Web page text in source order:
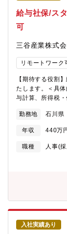
貸住宅経営(アパ
https://
歳、家族(配偶者
34.0万円/月、家
与：202万円/年
デルであり、経
戦など、まだま
業として2020年
ゲームプラット
す。※HP：
は、EXNOAの中
り、既存事業の
す。CEO直下で
新規パートナー
なく、活動して
ご人脈などの強
ります。これま
ちはこの成功に
長を目指したい
の距離が近く、
モデルに縛られ
給与社保/ス
可
三谷産業株式
リモートワーク
【期待する役割
たします。＜具
与計算、所得税
続き・年末調整
手当・控除の管
せ対応：給与や
険・税務関連の
同社・グループ
業体制を敷いて
成：給与課は8
籍をしています
周りの業務はす
シング化や業務
制度も充実して
勤務地 石川県
年収 440万
職種
人事(
入社実績あり